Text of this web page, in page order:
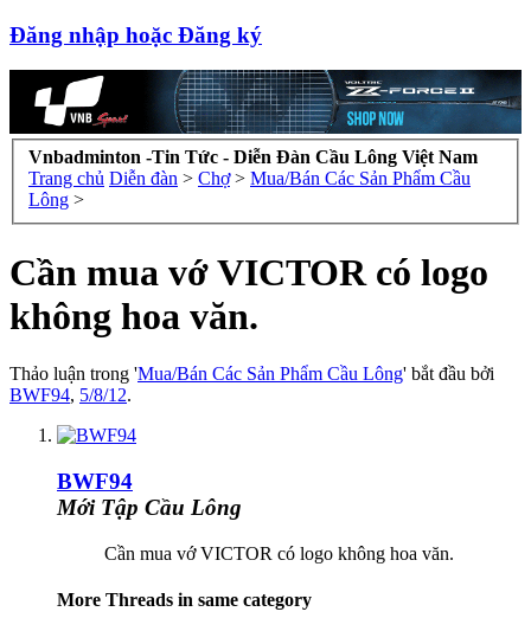
Đăng nhập hoặc Đăng ký
Vnbadminton -Tin Tức - Diễn Đàn Cầu Lông Việt Nam
Trang chủ Diễn đàn > Chợ > Mua/Bán Các Sản Phẩm Cầu
Lông >
Cần mua vớ VICTOR có logo
không hoa văn.
Thảo luận trong 'Mua/Bán Các Sản Phẩm Cầu Lông' bắt đầu bởi
BWF94, 5/8/12.
BWF94
Mới Tập Cầu Lông
Cần mua vớ VICTOR có logo không hoa văn.
More Threads in same category